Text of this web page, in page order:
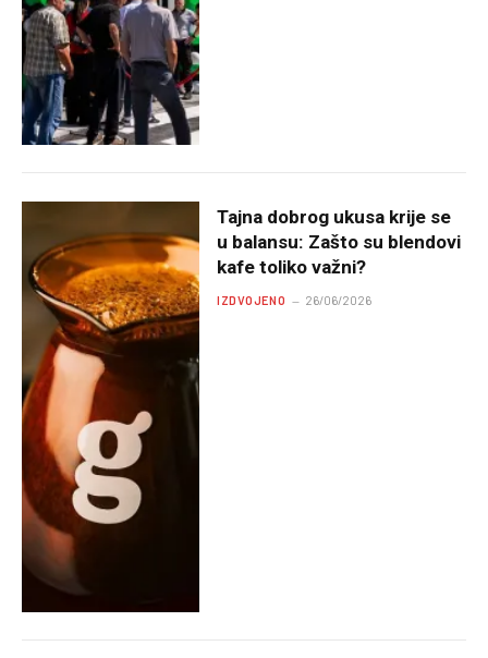
Tajna dobrog ukusa krije se
u balansu: Zašto su blendovi
kafe toliko važni?
IZDVOJENO 26/06/2026